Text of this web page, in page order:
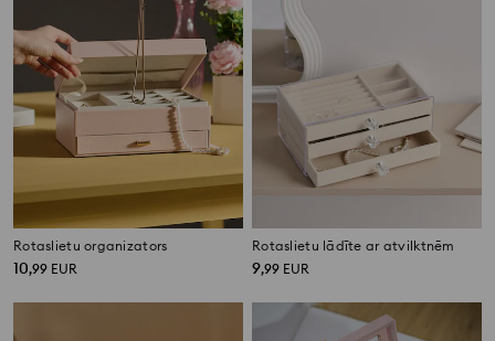
Rotaslietu organizators
10,99 EUR
Rotaslietu lādīte ar atvilktnēm
9,99 EUR